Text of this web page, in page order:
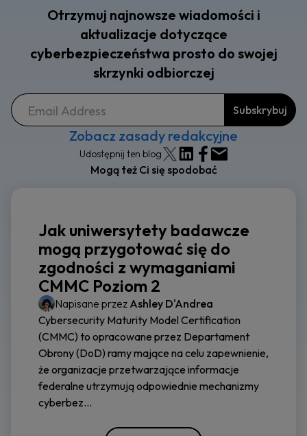
Otrzymuj najnowsze wiadomości i
aktualizacje dotyczące
cyberbezpieczeństwa prosto do swojej
skrzynki odbiorczej
Zobacz zasady redakcyjne
Udostępnij ten blog
Mogą też Ci się spodobać
Jak uniwersytety badawcze
mogą przygotować się do
zgodności z wymaganiami
CMMC Poziom 2
Napisane przez Ashley D'Andrea
Cybersecurity Maturity Model Certification
(CMMC) to opracowane przez Departament
Obrony (DoD) ramy mające na celu zapewnienie,
że organizacje przetwarzające informacje
federalne utrzymują odpowiednie mechanizmy
cyberbez...